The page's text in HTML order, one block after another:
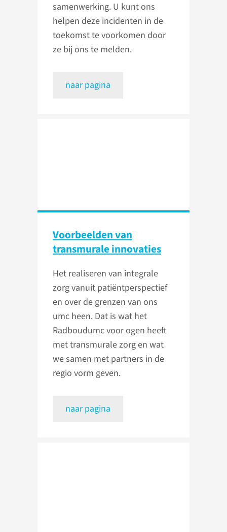
samenwerking. U kunt ons
helpen deze incidenten in de
toekomst te voorkomen door
ze bij ons te melden.
naar pagina
Voorbeelden van
transmurale innovaties
Het realiseren van integrale
zorg vanuit patiëntperspectief
en over de grenzen van ons
umc heen. Dat is wat het
Radboudumc voor ogen heeft
met transmurale zorg en wat
we samen met partners in de
regio vorm geven.
naar pagina